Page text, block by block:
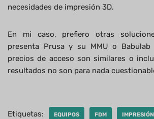
necesidades de impresión 3D.
En mi caso, prefiero otras
presenta Prusa y su MMU o
precios de acceso son similares o
resultados no son para nada
Etiquetas: EQUIPOS FDM